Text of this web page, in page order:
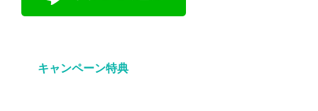
キャンペーン特典